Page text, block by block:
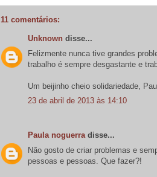
11 comentários:
Unknown disse...
Felizmente nunca tive grandes
trabalho é sempre desgastante e
Um beijinho cheio solidariedade,
23 de abril de 2013 às 14:10
Paula noguerradisse...
Não gosto de criar problemas e
pessoas e pessoas. Que fazer?!